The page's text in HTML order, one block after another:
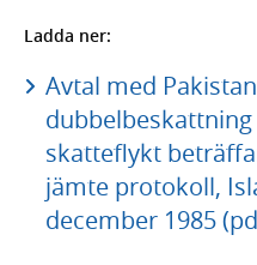
Ladda ner:
Avtal med
skatteflykt
jämte protokoll,
december 1985